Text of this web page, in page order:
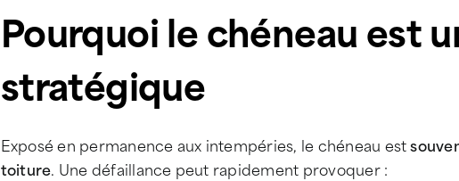
Pourquoi le chéneau est
stratégique
Exposé en permanence aux intempéries, le chéneau est
toiture. Une défaillance peut rapidement provoquer :